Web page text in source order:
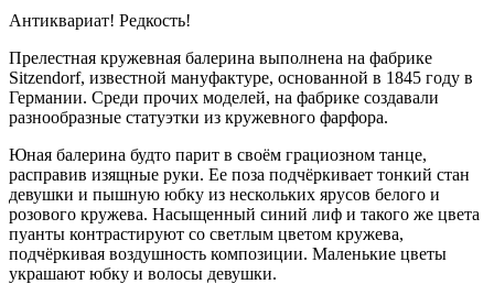
Антиквариат! Редкость!
Прелестная кружевная балерина выполнена на фабрике
Sitzendorf, известной мануфактуре, основанной в 1845 году в
Германии. Среди прочих моделей, на фабрике создавали
разнообразные статуэтки из кружевного фарфора.
Юная балерина будто парит в своём грациозном танце,
расправив изящные руки. Ее поза подчёркивает тонкий стан
девушки и пышную юбку из нескольких ярусов белого и
розового кружева. Насыщенный синий лиф и такого же цвета
пуанты контрастируют со светлым цветом кружева,
подчёркивая воздушность композиции. Маленькие цветы
украшают юбку и волосы девушки.